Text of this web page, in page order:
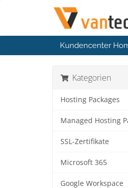
Kundencenter
Kategorien
Hosting Packages
Managed Hosting
SSL-Zertifikate
Microsoft 365
Google Workspace